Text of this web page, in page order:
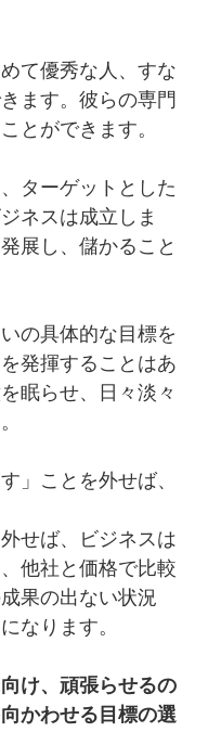
て優秀な人、すな
ます。彼らの専門
とができます。
ターゲットとした
ネスは成立しま
展し、儲かること
の具体的な目標を
発揮することはあ
眠らせ、日々淡々
」ことを外せば、
せば、ビジネスは
他社と価格で比較
果の出ない状況
なります。
け、頑張らせるの
かわせる目標の選